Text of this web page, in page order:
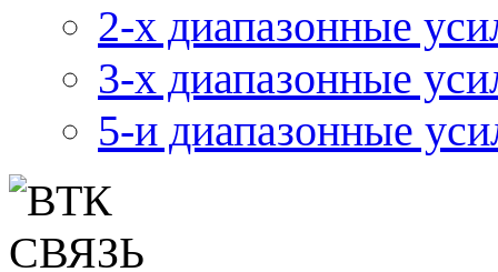
2-х диапазонные
3-х диапазонные
5-и диапазонные